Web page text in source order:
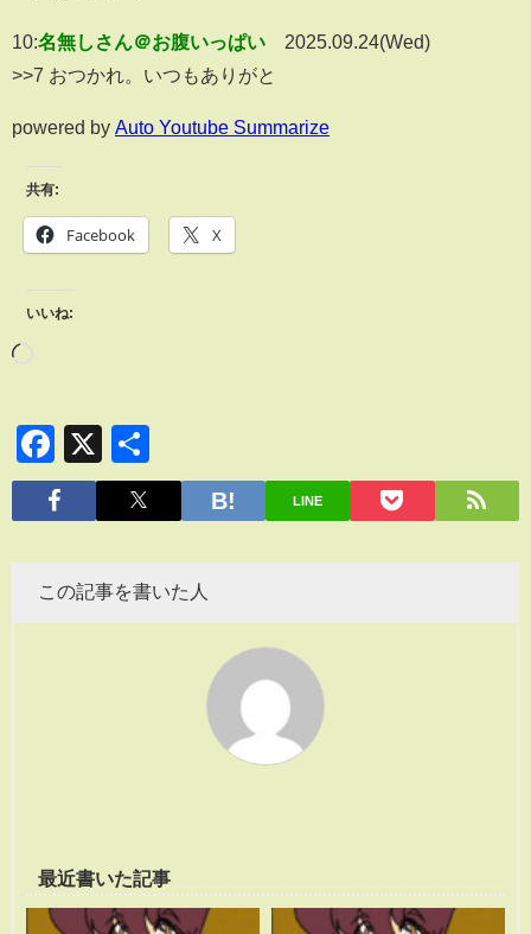
10:名無しさん＠お腹いっぱい
2025.09.24(Wed)
>>7 おつかれ。いつもありがと
powered by Auto Youtube Summarize
共有:
Facebook X
いいね:
Facebook
X
有
LINE
この記事を書いた人
最近書いた記事